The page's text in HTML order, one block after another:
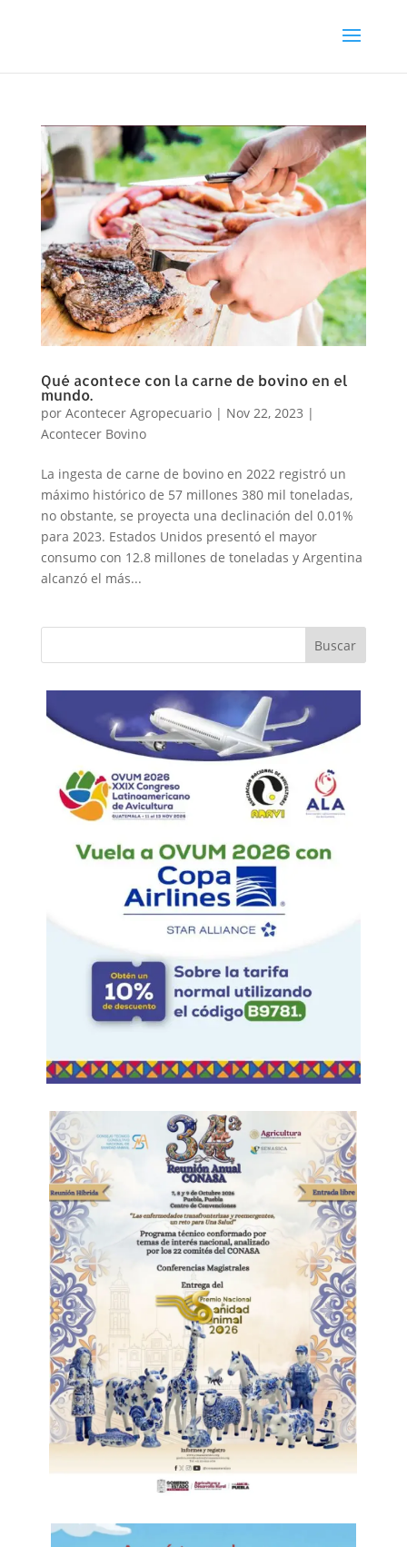
Qué acontece con la carne de bovino en el
mundo.
por Acontecer Agropecuario| Nov 22, 2023 |
Acontecer Bovino
La ingesta de carne de bovino en 2022 registró un
máximo histórico de 57 millones 380 mil toneladas,
no obstante, se proyecta una declinación del 0.01%
para 2023. Estados Unidos presentó el mayor
consumo con 12.8 millones de toneladas y Argentina
alcanzó el más...
Buscar